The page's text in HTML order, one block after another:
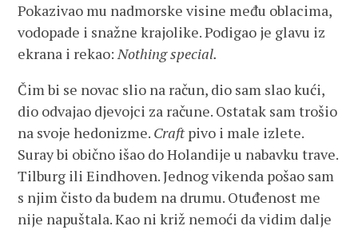
Pokazivao mu nadmorske visine među oblacima,
vodopade i snažne krajolike. Podigao je glavu iz
ekrana i rekao:Nothing special.
Čim bi se novac slio na račun, dio sam slao kući,
dio odvajao djevojci za račune. Ostatak sam trošio
na svoje hedonizme. Craftpivo i male izlete.
Suray bi obično išao do Holandije u nabavku trave.
Tilburg ili Eindhoven. Jednog vikenda pošao sam
s njim čisto da budem na drumu. Otuđenost me
nije napuštala. Kao ni križ nemoći da vidim dalje